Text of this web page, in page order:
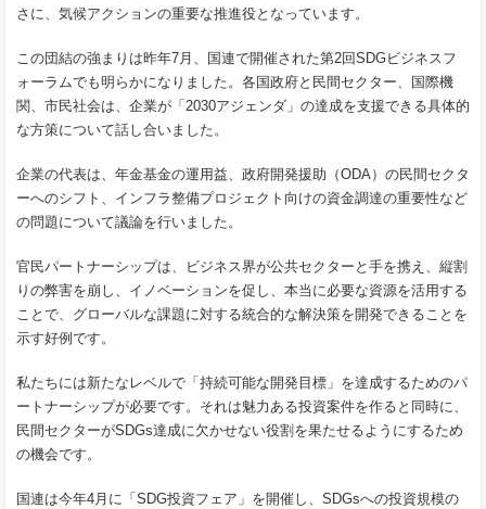
さに、気候アクションの重要な推進役となっています。
この団結の強まりは昨年7月、国連で開催された第2回SDGビジネスフ
ォーラムでも明らかになりました。各国政府と民間セクター、国際機
関、市民社会は、企業が「2030アジェンダ」の達成を支援できる具体的
な方策について話し合いました。
企業の代表は、年金基金の運用益、政府開発援助（ODA）の民間セクタ
ーへのシフト、インフラ整備プロジェクト向けの資金調達の重要性など
の問題について議論を行いました。
官民パートナーシップは、ビジネス界が公共セクターと手を携え、縦割
りの弊害を崩し、イノベーションを促し、本当に必要な資源を活用する
ことで、グローバルな課題に対する統合的な解決策を開発できることを
示す好例です。
私たちには新たなレベルで「持続可能な開発目標」を達成するためのパ
ートナーシップが必要です。それは魅力ある投資案件を作ると同時に、
民間セクターがSDGs達成に欠かせない役割を果たせるようにするため
の機会です。
国連は今年4月に「SDG投資フェア」を開催し、SDGsへの投資規模の